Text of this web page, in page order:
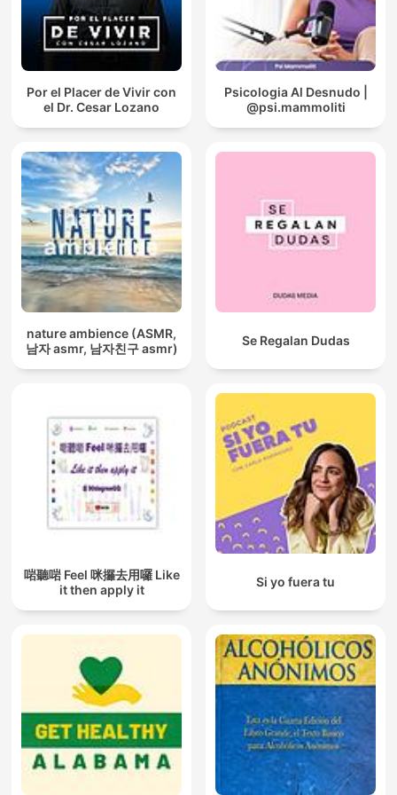
que la tormenta eléctrica, el ASMR, la concentración, la tienda
de campaña, el bienestar, la meditación, el bosque, la música
relajante, el maratón, el sueño, lo inmersivo y el bucle no fueron
sonidos al azar, sino un mapa para regresar al lugar interno
donde perteneces. Por eso vuelves a Lluvia Para Soñar, una y
otra vez: porque aquí, de una forma profundamente humana y
Por el Placer de Vivir con
el Dr. Cesar Lozano
Psicologia Al Desnudo |
@psi.mammoliti
nature ambience (ASMR,
남자 asmr, 남자친구 asmr)
Se Regalan Dudas
啱聽啱 Feel 咪攞去用囉 Like
it then apply it
Si yo fuera tu